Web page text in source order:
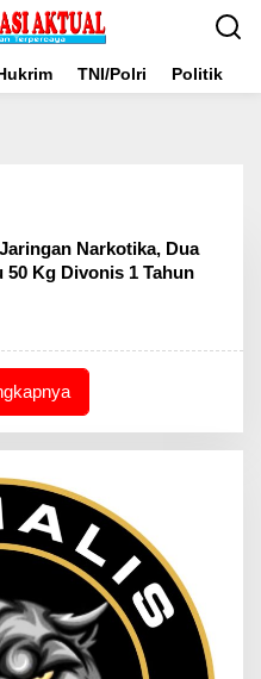
TNI/Polri Politik
Narkotika, Dua
50 Kg Divonis 1 Tahun